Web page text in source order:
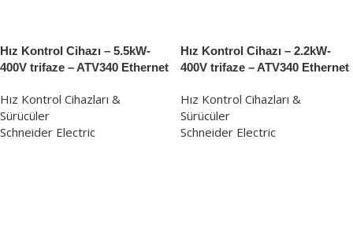
Hız Kontrol Cihazı – 5.5kW-
400V trifaze – ATV340 Ethernet
Hız Kontrol Cihazları &
Sürücüler
Schneider Electric
Hız Kontrol Cihazı – 2.2kW-
400V trifaze – ATV340 Ethernet
Hız Kontrol Cihazları &
Sürücüler
Schneider Electric